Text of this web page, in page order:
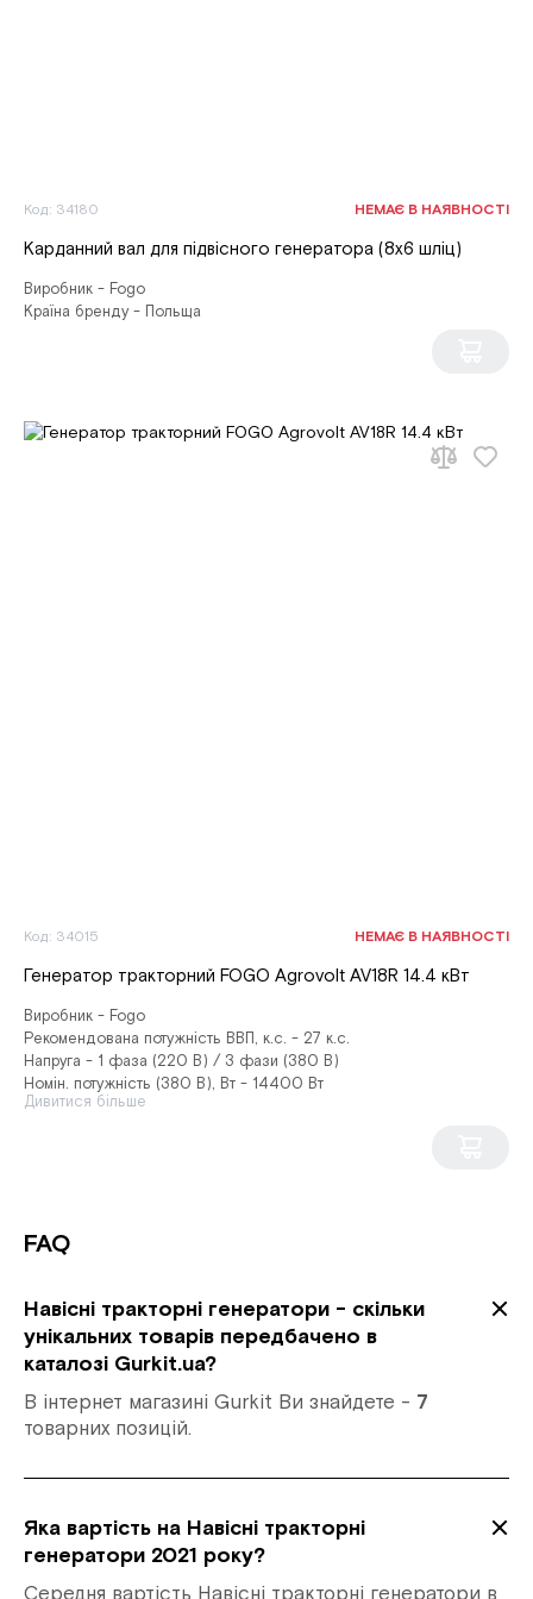
Код: 34180 НЕМАЄ В НАЯВНОСТІ
Карданний вал для підвісного генератора (8x6 шліц)
Виробник - Fogo
Країна бренду - Польща
Код: 34015 НЕМАЄ В НАЯВНОСТІ
Генератор тракторний FOGO Agrovolt AV18R 14.4 кВт
Виробник - Fogo
Рекомендована потужність ВВП, к.с. - 27 к.с.
Напруга - 1 фаза (220 В) / 3 фази (380 В)
Номін. потужність (380 В), Вт - 14400 Вт
Дивитися більше
FAQ
Навісні тракторні генератори - скільки
унікальних товарів передбачено в
каталозі Gurkit.ua?
В інтернет магазині Gurkit Ви знайдете - 7
товарних позицій.
Яка вартість на Навісні тракторні
генератори 2021 року?